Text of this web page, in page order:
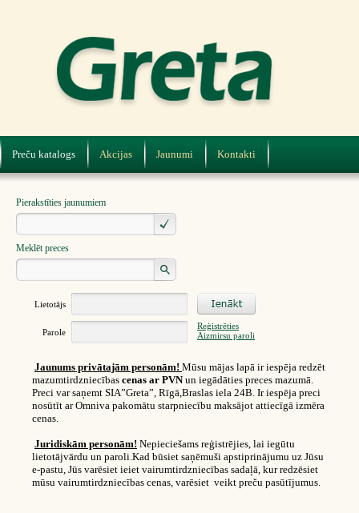
Preču katalogs Akcijas Jaunumi Kontakti
Pierakstīties jaunumiem
Meklēt preces
Lietotājs
Parole
Reģistrēties
Aizmirsu paroli
Jaunums privātajām personām! Mūsu mājas lapā ir iespēja redzēt
mazumtirdzniecības cenas ar PVNun iegādāties preces mazumā.
Preci var saņemt SIA”Greta”, Rīgā,Braslas iela 24B. Ir iespēja preci
nosūtīt ar Omniva pakomātu starpniecību maksājot attiecīgā izmēra
cenas.
Juridiskām personām! Nepieciešams reģistrējies, lai iegūtu
lietotājvārdu un paroli.Kad būsiet saņēmuši apstiprinājumu uz Jūsu
e-pastu, Jūs varēsiet ieiet vairumtirdzniecības sadaļā, kur redzēsiet
mūsu vairumtirdzniecības cenas, varēsiet veikt preču pasūtījumus.